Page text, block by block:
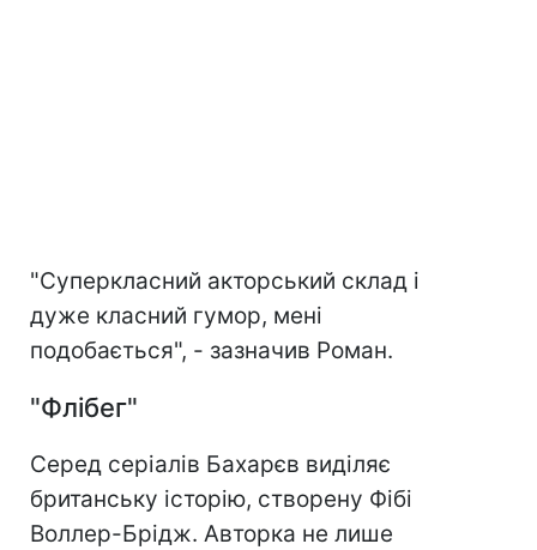
"Суперкласний акторський склад і
дуже класний гумор, мені
подобається", - зазначив Роман.
"Флібег"
Серед серіалів Бахарєв виділяє
британську історію, створену Фібі
Воллер-Брідж. Авторка не лише